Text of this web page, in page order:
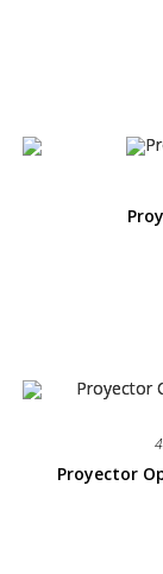
Proyector